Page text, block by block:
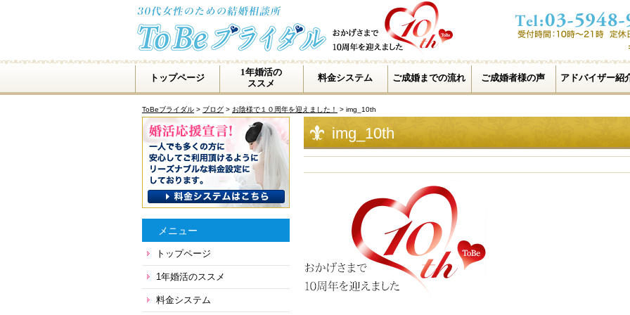
トップページ
1年婚活の
ススメ
料金システム ご成婚までの流れ ご成婚者様の声 アドバイザー紹
ToBeブライダル > ブログ > お陰様で１０周年を迎えました！ > img_10th
img_10th
メニュー
トップページ
1年婚活のススメ
料金システム